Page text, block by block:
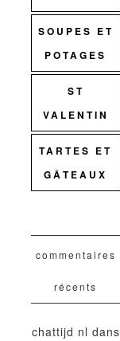
SOUPES ET
POTAGES
ST
VALENTIN
TARTES ET
GÂTEAUX
commentaires
récents
chattijd nl dans